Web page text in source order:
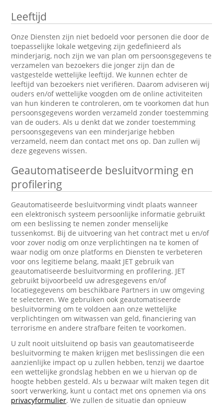
Leeftijd
Onze Diensten zijn niet bedoeld voor personen die door de
toepasselijke lokale wetgeving zijn gedefinieerd als
minderjarig, noch zijn we van plan om persoonsgegevens te
verzamelen van bezoekers die jonger zijn dan de
vastgestelde wettelijke leeftijd. We kunnen echter de
leeftijd van bezoekers niet verifiëren. Daarom adviseren wij
ouders en/of wettelijke voogden om de online activiteiten
van hun kinderen te controleren, om te voorkomen dat hun
persoonsgegevens worden verzameld zonder toestemming
van de ouders. Als u denkt dat we zonder toestemming
persoonsgegevens van een minderjarige hebben
verzameld, neem dan contact met ons op. Dan zullen wij
deze gegevens wissen.
Geautomatiseerde besluitvorming en
profilering
Geautomatiseerde besluitvorming vindt plaats wanneer
een elektronisch systeem persoonlijke informatie gebruikt
om een beslissing te nemen zonder menselijke
tussenkomst. Bij de uitvoering van het contract met u en/of
voor zover nodig om onze verplichtingen na te komen of
waar nodig om onze platforms en Diensten te verbeteren
voor ons legitieme belang, maakt JET gebruik van
geautomatiseerde besluitvorming en profilering. JET
gebruikt bijvoorbeeld uw adresgegevens en/of
locatiegegevens om beschikbare Partners in uw omgeving
te selecteren. We gebruiken ook geautomatiseerde
besluitvorming om te voldoen aan onze wettelijke
verplichtingen om witwassen van geld, financiering van
terrorisme en andere strafbare feiten te voorkomen.
U zult nooit uitsluitend op basis van geautomatiseerde
besluitvorming te maken krijgen met beslissingen die een
aanzienlijke impact op u zullen hebben, tenzij we daartoe
een wettelijke grondslag hebben en we u hiervan op de
hoogte hebben gesteld. Als u bezwaar wilt maken tegen dit
soort verwerking, kunt u contact met ons opnemen via ons
privacyformulier. We zullen de situatie dan opnieuw